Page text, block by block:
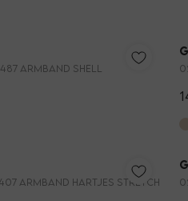
ARMBAND SHELL
ARMBAND HARTJES STRETCH